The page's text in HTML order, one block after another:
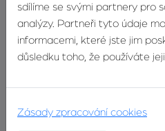
Stav objektu
Dopravní
sdílíme se svými partnery pro
analýzy. Partneři tyto údaje
informacemi, které jste jim
důsledku toho, že používáte
Zásady zpracování cookies